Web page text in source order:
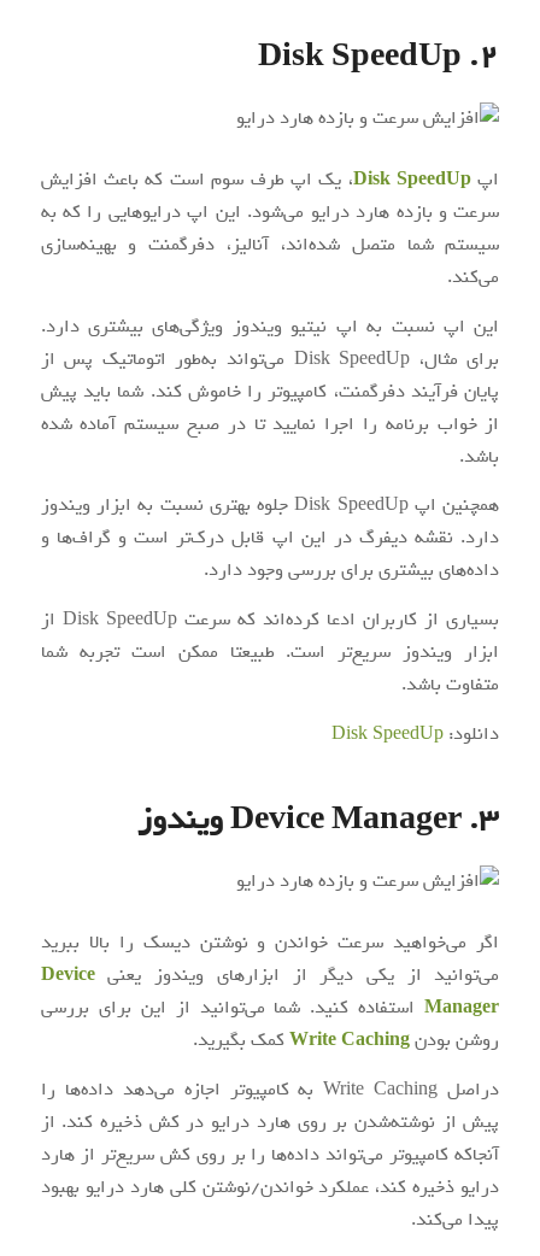
2. Disk SpeedUp
اپ Disk SpeedUp، یک اپ طرف سوم است که باعث افزایش
سرعت و بازده هارد درایو می‌شود. این اپ درایوهایی را که به
سیستم شما متصل شده‌اند، آنالیز، دفرگمنت و بهینه‌سازی
می‌‌کند.
این اپ نسبت به اپ نیتیو ویندوز ویژگی‌های بیشتری دارد.
برای مثال، Disk SpeedUp می‌تواند به‌طور اتوماتیک پس از
پایان فرآیند دفرگمنت، کامپیوتر را خاموش کند. شما باید پیش
از خواب برنامه را اجرا نمایید تا در صبح سیستم آماده شده
باشد.
همچنین اپ Disk SpeedUp جلوه بهتری نسبت به ابزار ویندوز
دارد. نقشه دیفرگ در این اپ قابل درک‌تر است و گراف‌ها و
داده‌های بیشتری برای بررسی وجود دارد.
بسیاری از کاربران ادعا کرده‌اند که سرعت Disk SpeedUp از
ابزار ویندوز سریع‌تر است. طبیعتا ممکن است تجربه شما
متفاوت باشد.
دانلود:
3. Device Manager ویندوز
اگر می‌خواهید سرعت خواندن و نوشتن دیسک را بالا ببرید
می‌توانید از یکی دیگر از ابزارهای ویندوز یعنیDevice
Managerاستفاده کنید. شما می‌توانید از این برای بررسی
روشن بودنWrite Caching
کمک بگیرید.
دراصل Write Caching به کامپیوتر اجازه‌ می‌دهد داده‌ها را
پیش از نوشته‌شدن بر روی هارد درایو در کش ذخیره کند. از
آنجاکه کامپیوتر می‌تواند داده‌ها را بر روی کش سریع‌تر از هارد
درایو ذخیره کند، عملکرد خواندن/نوشتن کلی هارد درایو بهبود
پیدا می‌کند.